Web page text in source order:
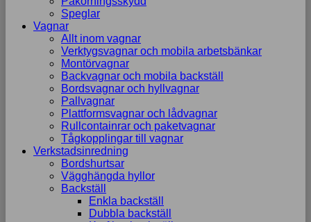
Speglar
Vagnar
Allt inom vagnar
Verktygsvagnar och mobila arbetsbänkar
Montörvagnar
Backvagnar och mobila backställ
Bordsvagnar och hyllvagnar
Pallvagnar
Plattformsvagnar och lådvagnar
Rullcontainrar och paketvagnar
Tågkopplingar till vagnar
Verkstadsinredning
Bordshurtsar
Vägghängda hyllor
Backställ
Enkla backställ
Dubbla backställ